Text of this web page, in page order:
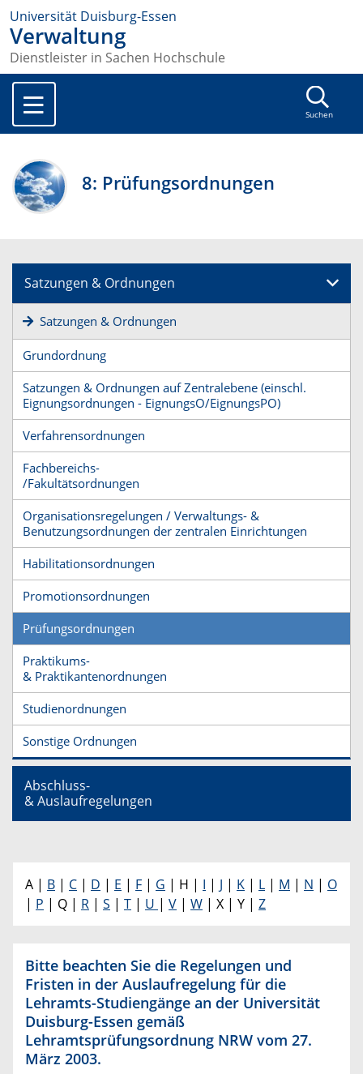
Universität Duisburg-Essen
Verwaltung
Dienstleister in Sachen Hochschule
Suchen
8: Prüfungsordnungen
Satzungen & Ordnungen
Satzungen & Ordnungen
Grundordnung
Satzungen & Ordnungen auf Zentralebene (einschl.
Eignungsordnungen - EignungsO/EignungsPO)
Verfahrensordnungen
Fachbereichs-
/Fakultätsordnungen
Organisationsregelungen / Verwaltungs- &
Benutzungsordnungen der zentralen Einrichtungen
Habilitationsordnungen
Promotionsordnungen
Prüfungsordnungen
Praktikums-
& Praktikantenordnungen
Studienordnungen
Sonstige Ordnungen
Abschluss-
& Auslaufregelungen
A | B | C | D | E | F | G | H | I | J | K | L | M | N | O
| P | Q | R | S | T | U | V | W | X | Y | Z
Bitte beachten Sie die Regelungen und
Fristen in der Auslaufregelung für die
Lehramts-Studiengänge an der Universität
Duisburg-Essen gemäß
Lehramtsprüfungsordnung NRW vom 27.
März 2003.